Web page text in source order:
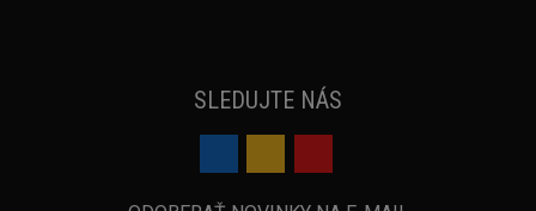
SLEDUJTE NÁS